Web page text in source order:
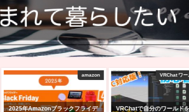
VRChat ワールド制作
VRChatで自分のワールドを作ろ
VRChatワー
【VRChat】10人以上の大